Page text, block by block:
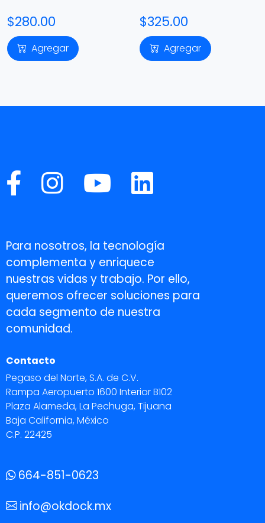
$280.00
Agregar
$325.00
Agregar
Para nosotros, la tecnología
complementa y enriquece
nuestras vidas y trabajo. Por ello,
queremos ofrecer soluciones para
cada segmento de nuestra
comunidad.
Contacto
Pegaso del Norte, S.A. de C.V.
Rampa Aeropuerto 1600 Interior B102
Plaza Alameda, La Pechuga, Tijuana
Baja California, México
C.P. 22425
664-851-0623
info@okdock.mx